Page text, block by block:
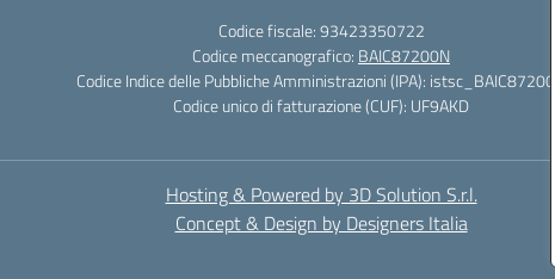
Codice fiscale: 93423350722
Codice meccanografico: BAIC87200N
Codice Indice delle Pubbliche Amministrazioni (IPA): istsc_BAIC87200N
Codice unico di fatturazione (CUF): UF9AKD
Hosting & Powered by 3D Solution S.r.l.
Concept & Design by Designers Italia